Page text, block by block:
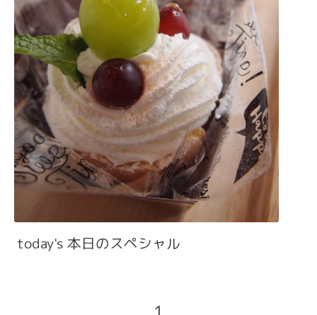
today's 本日のスペシャル